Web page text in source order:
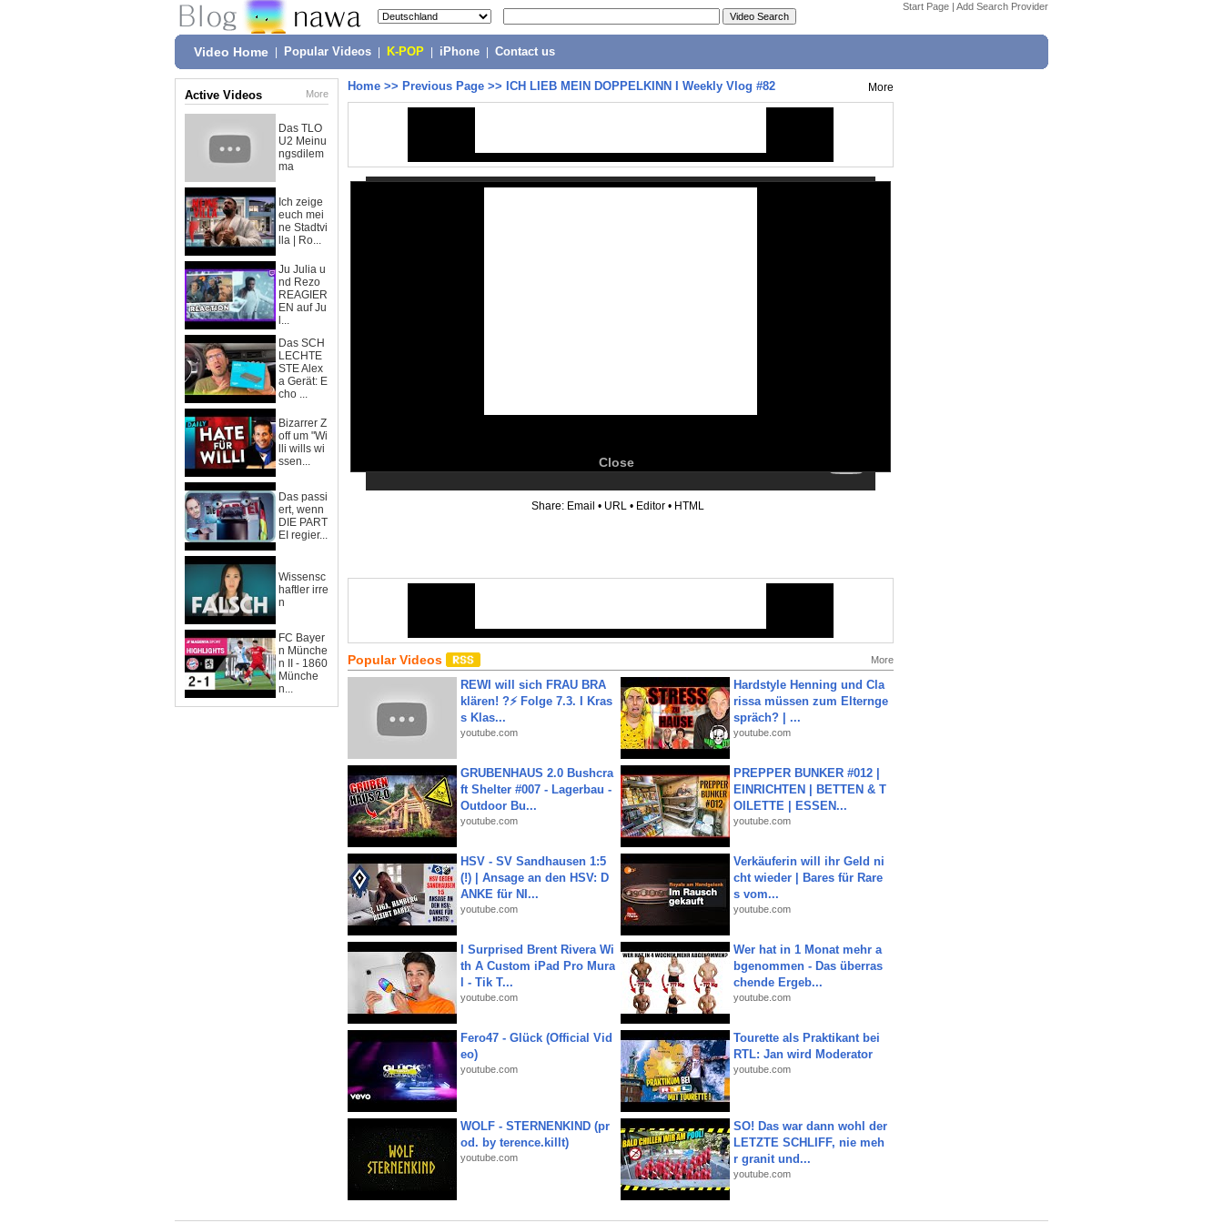
Start Page | Add Search Provider
Video Home Popular Videos K-POP iPhone Contact us
Active Videos More
Das TLO
U2 Meinu
ngsdilem
ma
Ich zeige
euch mei
ne Stadtvi
lla | Ro...
Ju Julia u
nd Rezo
REAGIER
EN auf Ju
l...
Das SCH
LECHTE
STE Alex
a Gerät: E
cho ...
Bizarrer Z
off um "Wi
lli wills wi
ssen...
Das passi
ert, wenn
DIE PART
EI regier...
Wissensc
haftler irre
n
FC Bayer
n Münche
n II - 1860
Münche
n...
Home >> Previous Page >> ICH LIEB MEIN DOPPELKINN I Weekly Vlog #82 More
Close
Share: Email • URL • Editor • HTML
Popular Videos More
REWI will sich FRAU BRA
klären! ?⚡️ Folge 7.3. I Kras
s Klas...
youtube.com
Hardstyle Henning und Cla
rissa müssen zum Elternge
spräch? | ...
youtube.com
GRUBENHAUS 2.0 Bushcra
ft Shelter #007 - Lagerbau -
Outdoor Bu...
youtube.com
PREPPER BUNKER #012 |
EINRICHTEN | BETTEN & T
OILETTE | ESSEN...
youtube.com
HSV - SV Sandhausen 1:5
(!) | Ansage an den HSV: D
ANKE für NI...
youtube.com
Verkäuferin will ihr Geld ni
cht wieder | Bares für Rare
s vom...
youtube.com
I Surprised Brent Rivera Wi
th A Custom iPad Pro Mura
l - Tik T...
youtube.com
Wer hat in 1 Monat mehr a
bgenommen - Das überras
chende Ergeb...
youtube.com
Fero47 - Glück (Official Vid
eo)
youtube.com
Tourette als Praktikant bei
RTL: Jan wird Moderator
youtube.com
WOLF - STERNENKIND (pr
od. by terence.killt)
youtube.com
SO! Das war dann wohl der
LETZTE SCHLIFF, nie meh
r granit und...
youtube.com